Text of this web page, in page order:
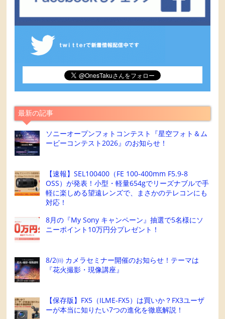
最新の記事
ソニーオープンフォトコンテスト『星空フォト＆ム
ービーコンテスト2026』のお知らせ！
【速報】SEL100400（FE 100-400mm F5.9-8
OSS）が発表！小型・軽量654gでリーズナブルで手
軽に楽しめる望遠レンズで、まさかのテレコンにも
対応！
8月の『My Sony キャンペーン』抽選で5名様にソ
ニーポイント10万円分プレゼント！
8/2㈰ カメラセミナー開催のお知らせ！テーマは
『花火撮影・現像講座』
【保存版】FX5（ILME-FX5）は買いか？FX3ユーザ
ーが本当に知りたい7つの進化を徹底解説！